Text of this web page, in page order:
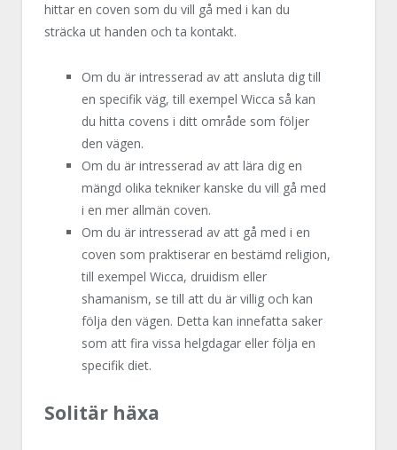
hittar en coven som du vill gå med i kan du
sträcka ut handen och ta kontakt.
Om du är intresserad av att ansluta dig till
en specifik väg, till exempel Wicca så kan
du hitta covens i ditt område som följer
den vägen.
Om du är intresserad av att lära dig en
mängd olika tekniker kanske du vill gå med
i en mer allmän coven.
Om du är intresserad av att gå med i en
coven som praktiserar en bestämd religion,
till exempel Wicca, druidism eller
shamanism, se till att du är villig och kan
följa den vägen. Detta kan innefatta saker
som att fira vissa helgdagar eller följa en
specifik diet.
Solitär häxa